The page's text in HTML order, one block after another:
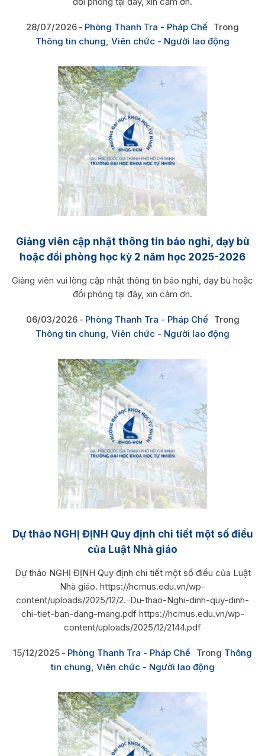
28/07/2026 Phòng Thanh Tra - Pháp Chế Trong
Thông tin chung, Viên chức - Người lao động
Giảng viên cập nhật thông tin báo nghỉ, dạy bù
hoặc đổi phòng học kỳ 2 năm học 2025-2026
Giảng viên vui lòng cập nhật thông tin báo nghỉ, dạy bù hoặc
đổi phòng tại đây, xin cảm ơn.
06/03/2026 Phòng Thanh Tra - Pháp Chế
Trong
Thông tin chung, Viên chức - Người lao động
Dự thảo NGHỊ ĐỊNH Quy định chi tiết một số điều
của Luật Nhà giáo
Dự thảo NGHỊ ĐỊNH Quy định chi tiết một số điều của Luật
Nhà giáo. https://hcmus.edu.vn/wp-
content/uploads/2025/12/2.-Du-thao-Nghi-dinh-quy-dinh-
chi-tiet-ban-dang-mang.pdf https://hcmus.edu.vn/wp-
content/uploads/2025/12/2144.pdf
15/12/2025 Phòng Thanh Tra - Pháp Chế Trong Thông
tin chung, Viên chức - Người lao động